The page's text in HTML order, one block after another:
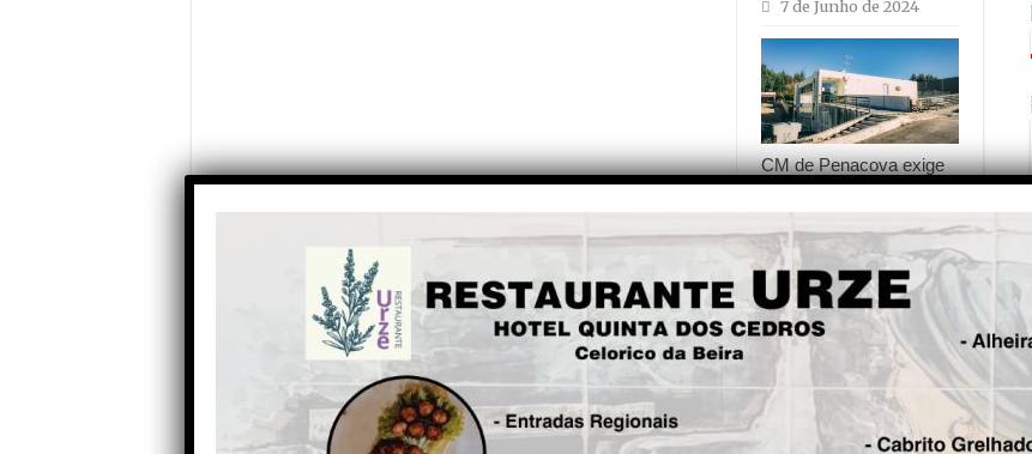
7 de Junho de 2024
CM de Penacova exige
ao Governo mais
Extensão de Saúde de
Figueira de Lorvão
14 de Dezembro de
2023
Partilhe com os seus amigos nas redes sociais!